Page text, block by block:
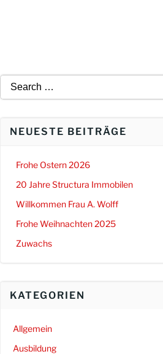
Search
for:
NEUESTE BEITRÄGE
Frohe Ostern 2026
20 Jahre Structura Immobilen
Willkommen Frau A. Wolff
Frohe Weihnachten 2025
Zuwachs
KATEGORIEN
Allgemein
Ausbildung